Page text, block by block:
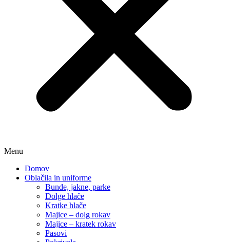
Menu
Domov
Oblačila in uniforme
Bunde, jakne, parke
Dolge hlače
Kratke hlače
Majice – dolg rokav
Majice – kratek rokav
Pasovi